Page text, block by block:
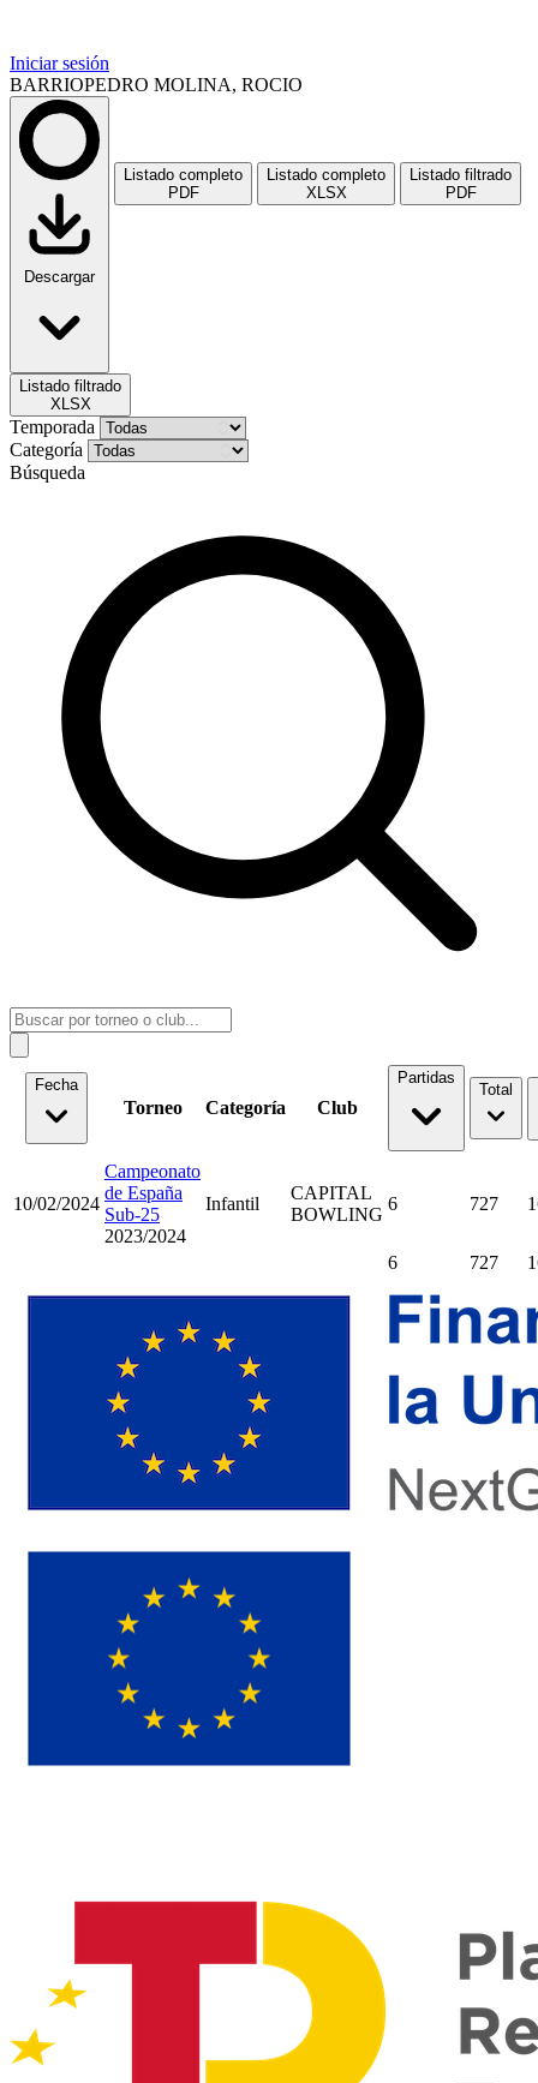
Iniciar sesión
BARRIOPEDRO MOLINA, ROCIO
Descargar
Listado completo
PDF
Listado completo
XLSX
Listado filtrado
PDF
Listado filtrado
XLSX
Temporada
Categoría
Búsqueda
Fecha
Torneo Categoría Club
Partidas
Total
10/02/2024
Campeonato
de España
Sub-25
2023/2024
Infantil
CAPITAL
BOWLING
6 727
6 727